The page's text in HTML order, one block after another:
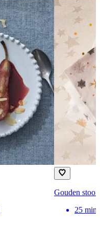
Gouden
25 min